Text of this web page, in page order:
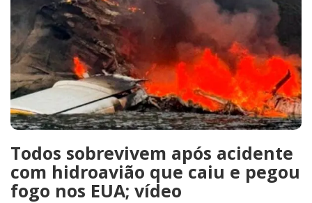
Todos sobrevivem após acidente
com hidroavião que caiu e pegou
fogo nos EUA; vídeo